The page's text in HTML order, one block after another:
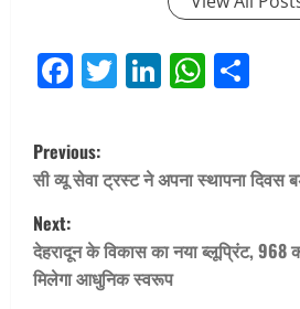
Facebook
Twitter
LinkedIn
P
o
s
t
Previous:
सी व्यू सेवा ट्रस्ट ने अपना स्थापना दिवस
Next:
देहरादून के विकास का नया ब्लूप्रिंट,
मिलेगा आधुनिक स्वरूप